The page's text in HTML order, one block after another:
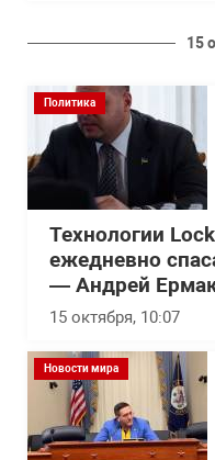
15
Политика
Технологии
ежедневно
— Андрей
15 октября, 10:07
Новости мира